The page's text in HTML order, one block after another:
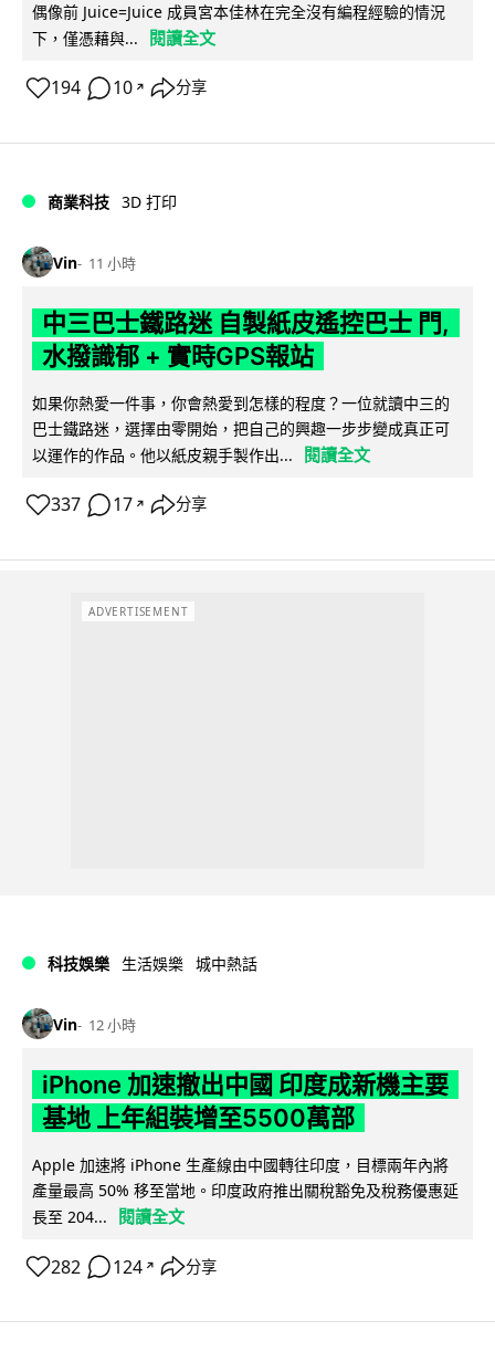
偶像前 Juice=Juice 成員宮本佳林在完全沒有編程經驗的情況
下，僅憑藉與...
閱讀全文
194 10 ↗ 分享
商業科技 3D 打印
Vin 11 小時
中三巴士鐵路迷 自製紙皮遙控巴士 門,
水撥識郁 + 實時GPS報站
如果你熱愛一件事，你會熱愛到怎樣的程度？一位就讀中三的
巴士鐵路迷，選擇由零開始，把自己的興趣一步步變成真正可
以運作的作品。他以紙皮親手製作出...
閱讀全文
337 17 ↗ 分享
ADVERTISEMENT
科技娛樂 生活娛樂 城中熱話
Vin 12 小時
iPhone 加速撤出中國 印度成新機主要
基地 上年組裝增至5500萬部
Apple 加速將 iPhone 生產線由中國轉往印度，目標兩年內將
產量最高 50% 移至當地。印度政府推出關稅豁免及稅務優惠延
長至 204...
閱讀全文
282 124 ↗ 分享